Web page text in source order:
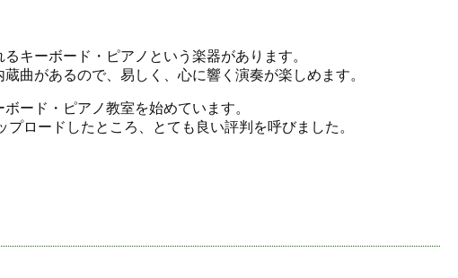
キーボード・ピアノという楽器があります。
曲があるので、易しく、心に響く演奏が楽しめます。
ード・ピアノ教室を始めています。
ロードしたところ、とても良い評判を呼びました。